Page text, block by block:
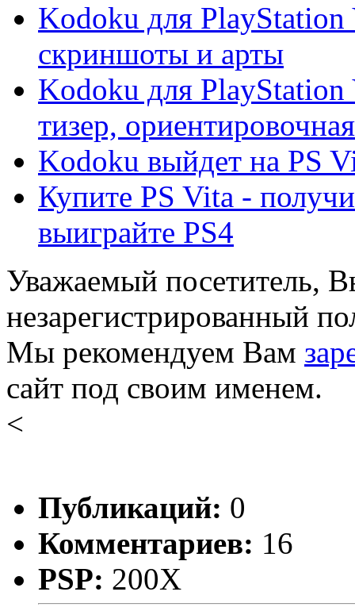
Kodoku для
скриншоты и арты
Kodoku для
тизер,
Kodoku выйдет на PS
Купите PS Vita -
выиграйте PS4
Уважаемый посетитель,
незарегистрированный
Мы рекомендуем Вам
сайт под своим именем.
<
Публикаций: 0
Комментариев: 16
PSP: 200X